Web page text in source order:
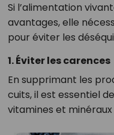
Si l’alimentation
avantages, elle
pour éviter les
1. Éviter les carences
En supprimant les
cuits, il est essentiel
vitamines et minéraux